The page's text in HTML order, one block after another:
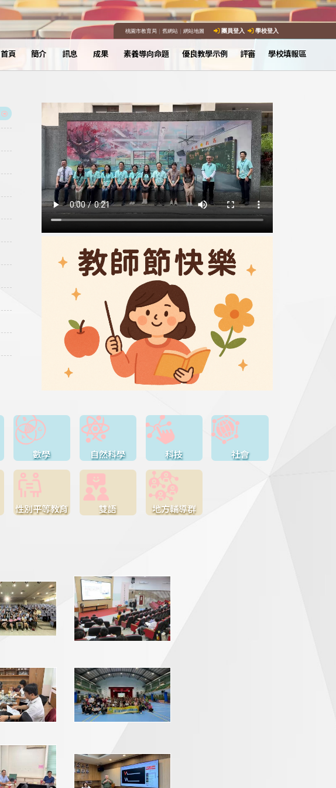
桃園市教育局｜ 舊網站｜ 網站地圖 團員登入 學校登入
首頁 簡介 訊息 成果 素養導向命題 優良教學示例 評審 學校填報區
數學 自然科學 科技 社會
性別平等教育 雙語 地方輔導群